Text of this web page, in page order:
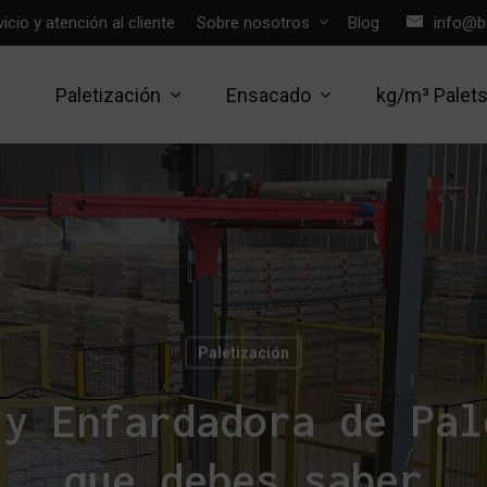
y atención al cliente Sobre nosotros Blog
Paletización Ensacado kg/m³ Palets
Paletización
y Enfardadora de